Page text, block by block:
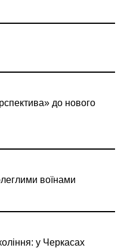
до нового
воїнами
у Черкасах